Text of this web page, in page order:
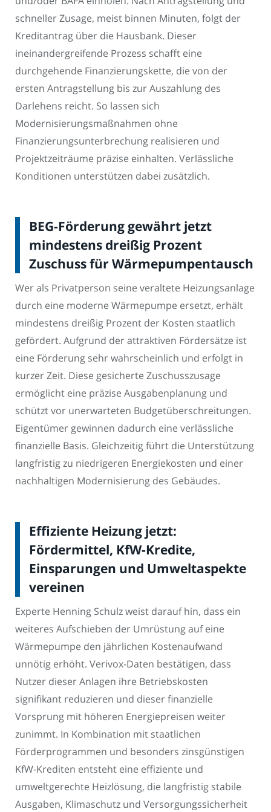
schneller Zusage, meist binnen Minuten, folgt der
Kreditantrag über die Hausbank. Dieser
ineinandergreifende Prozess schafft eine
durchgehende Finanzierungskette, die von der
ersten Antragstellung bis zur Auszahlung des
Darlehens reicht. So lassen sich
Modernisierungsmaßnahmen ohne
Finanzierungsunterbrechung realisieren und
Projektzeiträume präzise einhalten. Verlässliche
Konditionen unterstützen dabei zusätzlich.
BEG-Förderung gewährt jetzt
mindestens dreißig Prozent
Zuschuss für Wärmepumpentausch
Wer als Privatperson seine veraltete Heizungsanlage
durch eine moderne Wärmepumpe ersetzt, erhält
mindestens dreißig Prozent der Kosten staatlich
gefördert. Aufgrund der attraktiven Fördersätze ist
eine Förderung sehr wahrscheinlich und erfolgt in
kurzer Zeit. Diese gesicherte Zuschusszusage
ermöglicht eine präzise Ausgabenplanung und
schützt vor unerwarteten Budgetüberschreitungen.
Eigentümer gewinnen dadurch eine verlässliche
finanzielle Basis. Gleichzeitig führt die Unterstützung
langfristig zu niedrigeren Energiekosten und einer
nachhaltigen Modernisierung des Gebäudes.
Effiziente Heizung jetzt:
Fördermittel, KfW-Kredite,
Einsparungen und Umweltaspekte
vereinen
Experte Henning Schulz weist darauf hin, dass ein
weiteres Aufschieben der Umrüstung auf eine
Wärmepumpe den jährlichen Kostenaufwand
unnötig erhöht. Verivox-Daten bestätigen, dass
Nutzer dieser Anlagen ihre Betriebskosten
signifikant reduzieren und dieser finanzielle
Vorsprung mit höheren Energiepreisen weiter
zunimmt. In Kombination mit staatlichen
Förderprogrammen und besonders zinsgünstigen
KfW-Krediten entsteht eine effiziente und
umweltgerechte Heizlösung, die langfristig stabile
Ausgaben, Klimaschutz und Versorgungssicherheit